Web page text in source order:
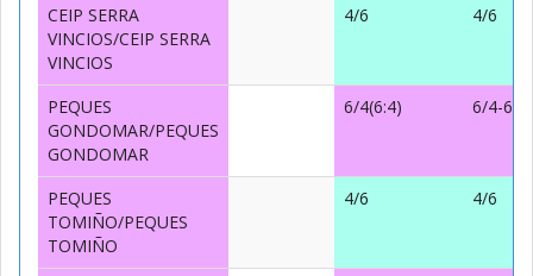
CEIP SERRA
VINCIOS/CEIP SERRA
VINCIOS
4/6 4/6
PEQUES
GONDOMAR/PEQUES
GONDOMAR
6/4(6:4) 6/4-6/4
PEQUES
TOMIÑO/PEQUES
TOMIÑO
4/6 4/6